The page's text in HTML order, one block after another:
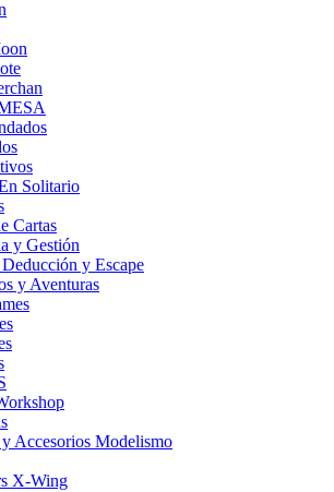
Solitario
Cartas
y Gestión
y Escape
y Aventuras
y Accesorios Modelismo
X-Wing